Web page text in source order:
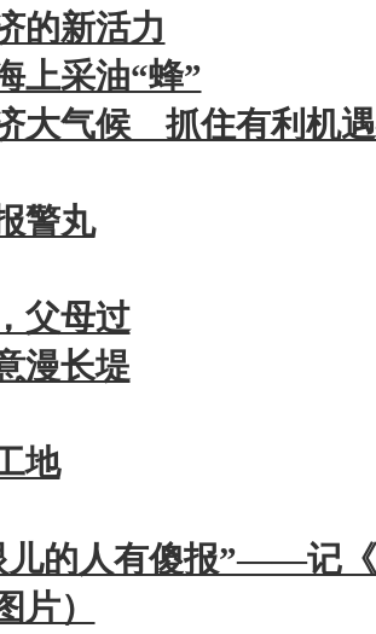
的新活力
上采油“蜂”
大气候 抓住有利机
警丸
父母过
漫长堤
地
儿的人有傻报”——记
片）